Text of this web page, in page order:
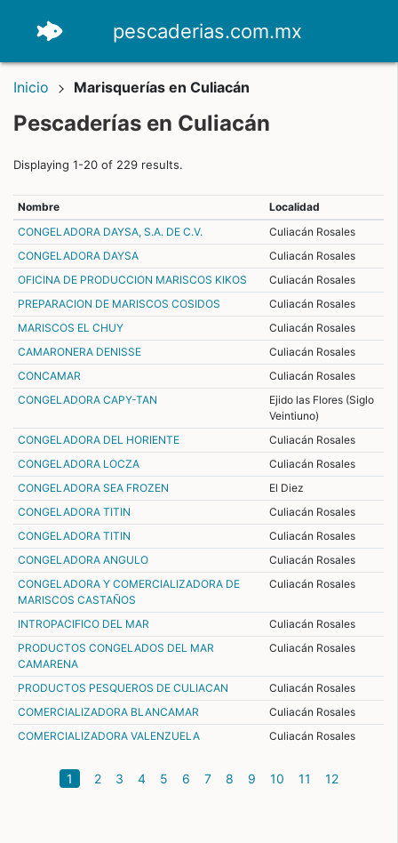
pescaderias.com.mx
Inicio Marisquerías en Culiacán
Pescaderías en Culiacán
Displaying 1-20 of 229 results.
Nombre
Localidad
CONGELADORA DAYSA, S.A. DE C.V.
Culiacán Rosales
CONGELADORA DAYSA
Culiacán Rosales
OFICINA DE PRODUCCION MARISCOS KIKOS
Culiacán Rosales
PREPARACION DE MARISCOS COSIDOS
Culiacán Rosales
MARISCOS EL CHUY
Culiacán Rosales
CAMARONERA DENISSE
Culiacán Rosales
CONCAMAR
Culiacán Rosales
CONGELADORA CAPY-TAN
Ejido las Flores (Siglo
Veintiuno)
CONGELADORA DEL HORIENTE
Culiacán Rosales
CONGELADORA LOCZA
Culiacán Rosales
CONGELADORA SEA FROZEN
El Diez
CONGELADORA TITIN
Culiacán Rosales
CONGELADORA TITIN
Culiacán Rosales
CONGELADORA ANGULO
Culiacán Rosales
CONGELADORA Y COMERCIALIZADORA DE
MARISCOS CASTAÑOS
Culiacán Rosales
INTROPACIFICO DEL MAR
Culiacán Rosales
PRODUCTOS CONGELADOS DEL MAR
CAMARENA
Culiacán Rosales
PRODUCTOS PESQUEROS DE CULIACAN
Culiacán Rosales
COMERCIALIZADORA BLANCAMAR
Culiacán Rosales
COMERCIALIZADORA VALENZUELA
Culiacán Rosales
1 (current)
2 3 4 5 6 7 8 9 10 11 12